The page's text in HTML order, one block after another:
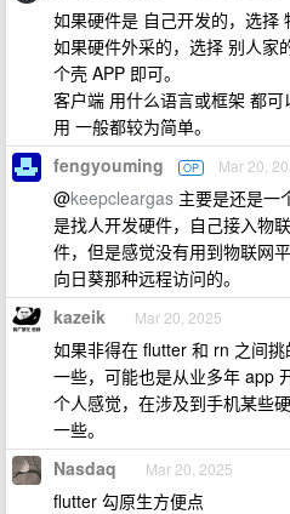
如果硬件是 自己开发的，选择
如果硬件外采的，选择 别人家
个壳 APP 即可。
客户端 用什么语言或框架 都
用 一般都较为简单。
fengyouming OP Mar 20,
@keepcleargas 主要是还是一
是找人开发硬件，自己接入物
件，但是感觉没有用到物联网
向日葵那种远程访问的。
kazeik Mar 20, 2025
如果非得在 flutter 和 rn 之间
一些，可能也是从业多年 app
个人感觉，在涉及到手机某些
一些。
Nasdaq Mar 20, 2025
flutter 勾原生方便点